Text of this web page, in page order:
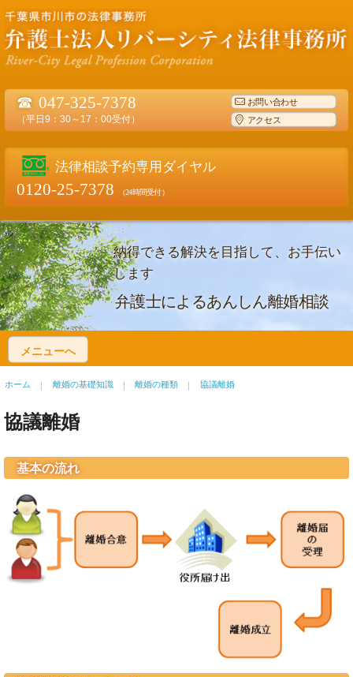
☎ 047-325-7378
（平日9：30～17：00受付）
お問い合わせ
アクセス
法律相談予約専用ダイヤル
0120-25-7378 （24時間受付）
納得できる解決を目指して、お手伝い
します
弁護士によるあんしん離婚相談
メニューへ
ホーム 離婚の基礎知識 離婚の種類 協議離婚
協議離婚
基本の流れ